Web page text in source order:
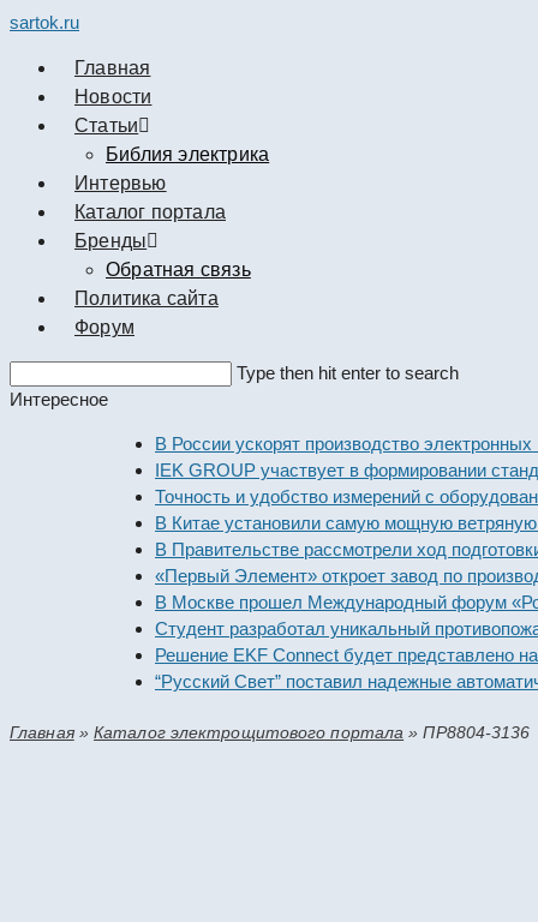
sartok.ru
Главная
Новости
Cтатьи
Библия электрика
Интервью
Каталог портала
Бренды
Обратная связь
Политика сайта
Форум
this
Type then hit enter to search
Интересное
В России ускорят производство электронных
IEK GROUP участвует в формировании
Точность и удобство измерений с оборудованием
В Китае установили самую мощную ветряную
В Правительстве рассмотрели ход подготовки
«Первый Элемент» откроет завод по
В Москве прошел Международный форум
Студент разработал уникальный
Решение EKF Connect будет представлено на
“Русский Свет” поставил надежные
Главная»Каталог электрощитового портала »ПР8804-3136